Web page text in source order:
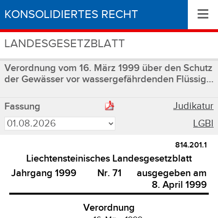
KONSOLIDIERTES RECHT
LANDESGESETZBLATT
≡
Verordnung vom 16. März 1999 über den Schutz
der Gewässer vor wassergefährdenden Flüssig...
Fassung
Judikatur
LGBl